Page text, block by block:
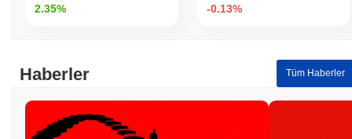
2.35% -0.13%
Haberler Tüm Haberler